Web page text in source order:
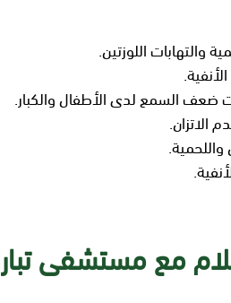
والتهابات اللوزتين.
ضعف السمع لدى الأطفال والكبار.
الاتزان.
مع مستشفى